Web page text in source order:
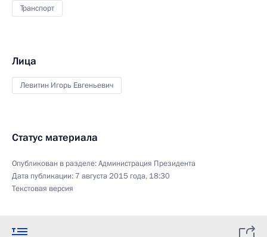
Транспорт
Лица
Левитин Игорь Евгеньевич
Статус материала
Опубликован в разделе:Администрация Президента
Дата публикации: 7 августа 2015 года, 18:30
Текстовая версия